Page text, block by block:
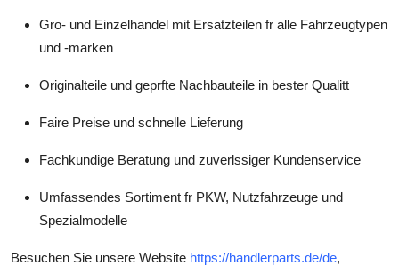
Gro- und Einzelhandel mit Ersatzteilen fr alle Fahrzeugtypen
und -marken
Originalteile und geprfte Nachbauteile in bester Qualitt
Faire Preise und schnelle Lieferung
Fachkundige Beratung und zuverlssiger Kundenservice
Umfassendes Sortiment fr PKW, Nutzfahrzeuge und
Spezialmodelle
Besuchen Sie unsere Website https://handlerparts.de/de,